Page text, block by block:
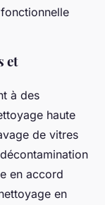
et
à des
haute
de vitres
en accord
en